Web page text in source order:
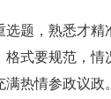
题，熟悉才精
格式要规范，情
热情参政议政。